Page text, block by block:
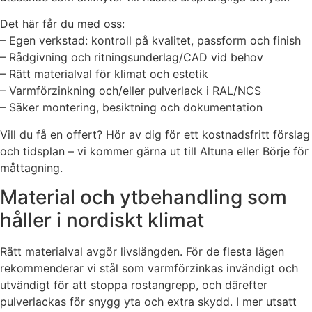
Det här får du med oss:
– Egen verkstad: kontroll på kvalitet, passform och finish
– Rådgivning och ritningsunderlag/CAD vid behov
– Rätt materialval för klimat och estetik
– Varmförzinkning och/eller pulverlack i RAL/NCS
– Säker montering, besiktning och dokumentation
Vill du få en offert? Hör av dig för ett kostnadsfritt förslag
och tidsplan – vi kommer gärna ut till Altuna eller Börje för
måttagning.
Material och ytbehandling som
håller i nordiskt klimat
Rätt materialval avgör livslängden. För de flesta lägen
rekommenderar vi stål som varmförzinkas invändigt och
utvändigt för att stoppa rostangrepp, och därefter
pulverlackas för snygg yta och extra skydd. I mer utsatt